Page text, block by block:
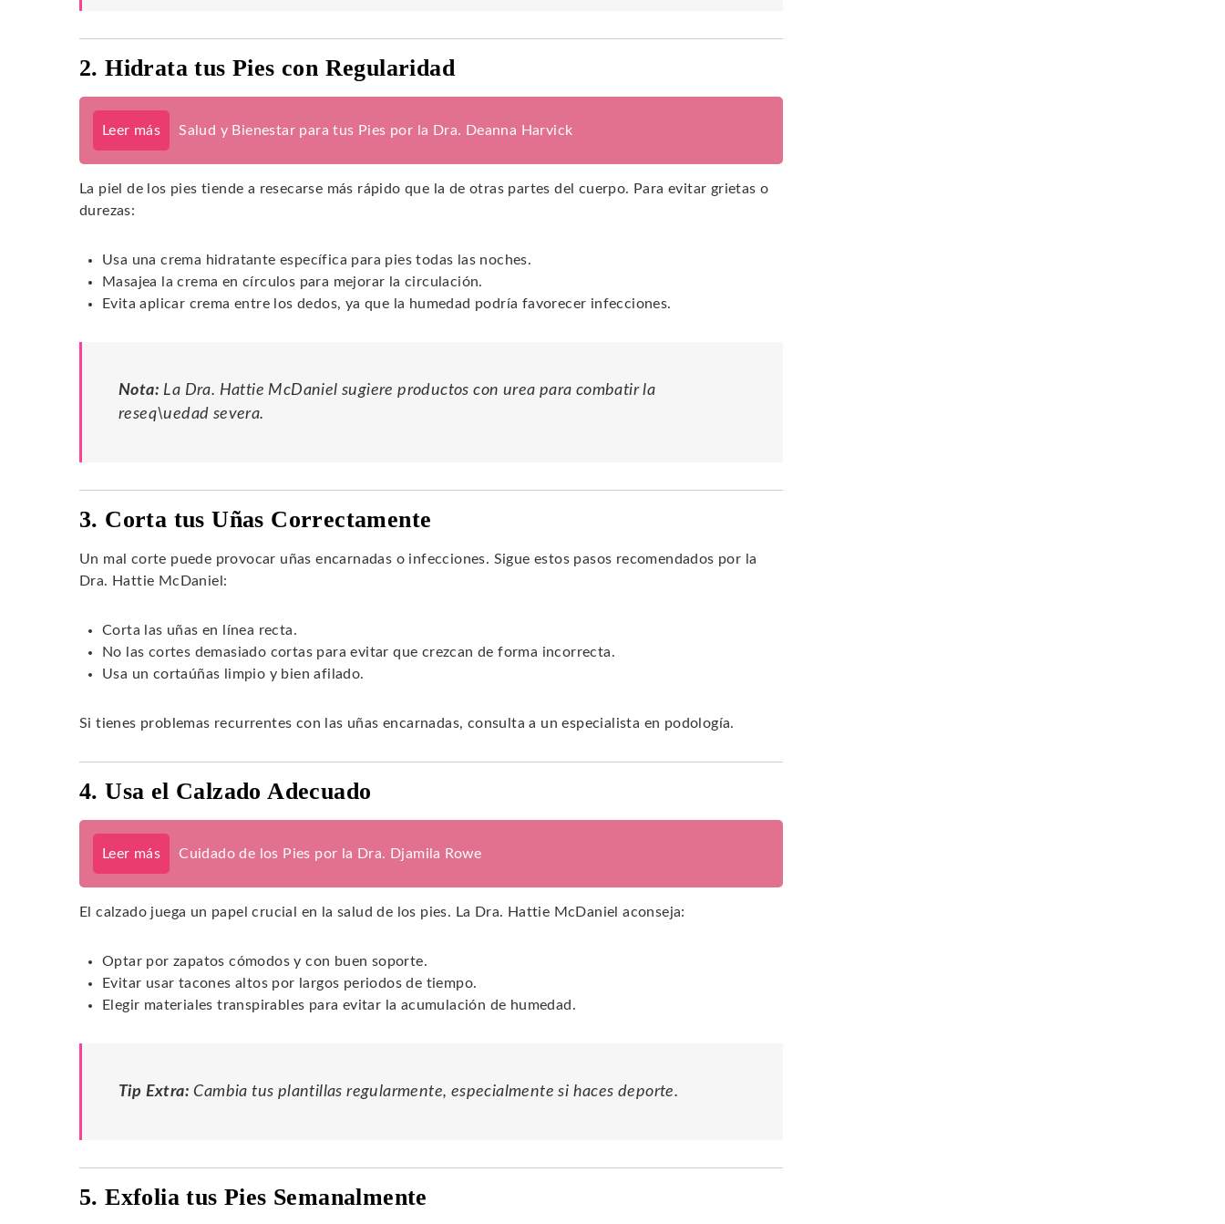
2. Hidrata tus Pies con Regularidad
Leer más Salud y Bienestar para tus Pies por la Dra. Deanna Harvick
La piel de los pies tiende a resecarse más rápido que la de otras partes del cuerpo. Para evitar grietas o
durezas:
Usa una crema hidratante específica para pies todas las noches.
Masajea la crema en círculos para mejorar la circulación.
Evita aplicar crema entre los dedos, ya que la humedad podría favorecer infecciones.
Nota: La Dra. Hattie McDaniel sugiere productos con urea para combatir la
reseq\uedad severa.
3. Corta tus Uñas Correctamente
Un mal corte puede provocar uñas encarnadas o infecciones. Sigue estos pasos recomendados por la
Dra. Hattie McDaniel:
Corta las uñas en línea recta.
No las cortes demasiado cortas para evitar que crezcan de forma incorrecta.
Usa un cortaúñas limpio y bien afilado.
Si tienes problemas recurrentes con las uñas encarnadas, consulta a un especialista en podología.
4. Usa el Calzado Adecuado
Leer más Cuidado de los Pies por la Dra. Djamila Rowe
El calzado juega un papel crucial en la salud de los pies. La Dra. Hattie McDaniel aconseja:
Optar por zapatos cómodos y con buen soporte.
Evitar usar tacones altos por largos periodos de tiempo.
Elegir materiales transpirables para evitar la acumulación de humedad.
Tip Extra: Cambia tus plantillas regularmente, especialmente si haces deporte.
5. Exfolia tus Pies Semanalmente